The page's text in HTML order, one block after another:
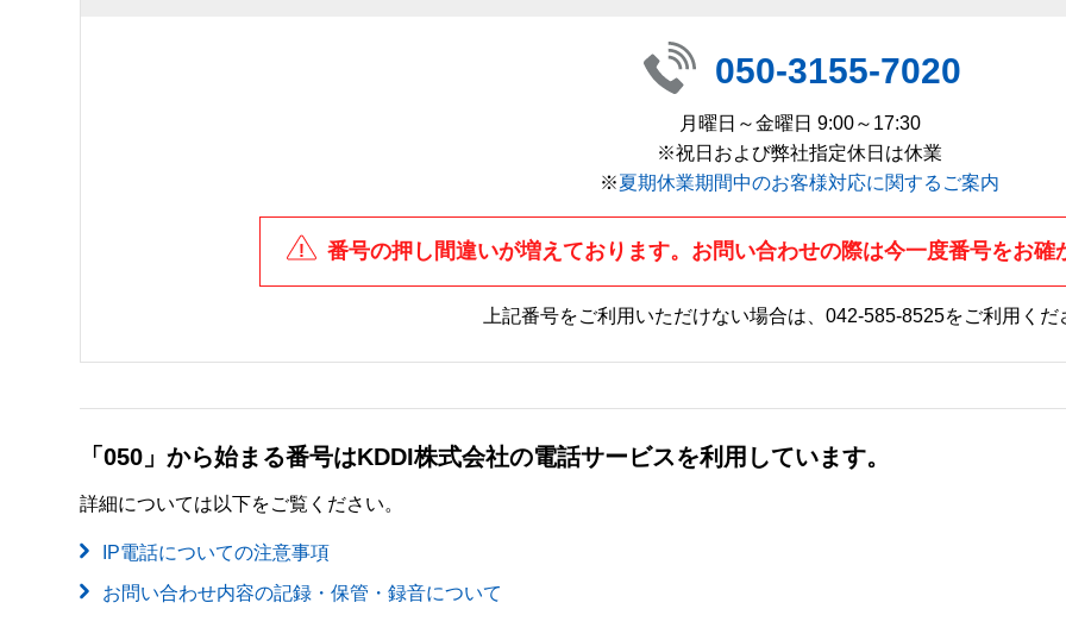
050-3155-7020
月曜日～金曜日 9:00～17:30
※祝日および弊社指定休日は休業
※夏期休業期間中のお客様対応に関するご案内
番号の押し間違いが増えております。お問い合わせの際は今一度番号をお確
上記番号をご利用いただけない場合は、 042-585-8525をご利用くだ
「050」から始まる番号はKDDI株式会社の電話サービスを利用しています。
詳細については以下をご覧ください。
IP電話についての注意事項
お問い合わせ内容の記録・保管・録音について